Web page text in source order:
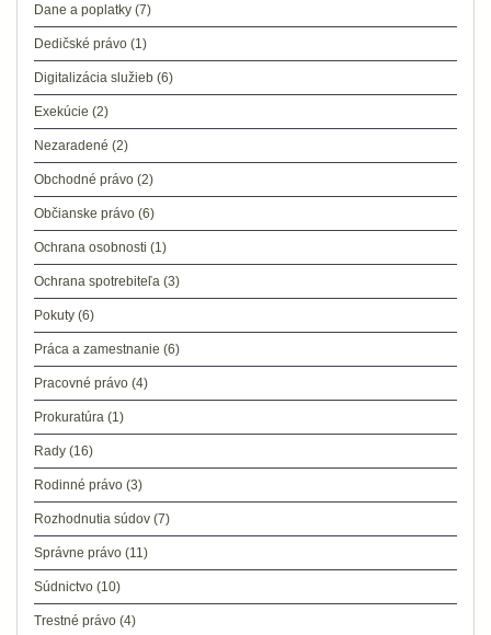
Dane a poplatky (7)
Dedičské právo (1)
Digitalizácia služieb (6)
Exekúcie (2)
Nezaradené (2)
Obchodné právo (2)
Občianske právo (6)
Ochrana osobnosti (1)
Ochrana spotrebiteľa (3)
Pokuty (6)
Práca a zamestnanie (6)
Pracovné právo (4)
Prokuratúra (1)
Rady (16)
Rodinné právo (3)
Rozhodnutia súdov (7)
Správne právo (11)
Súdnictvo (10)
Trestné právo (4)